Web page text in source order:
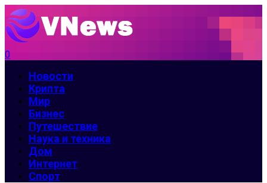
0
Новости
Крипта
Мир
Бизнес
Путешествие
Наука и техника
Дом
Интернет
Спорт